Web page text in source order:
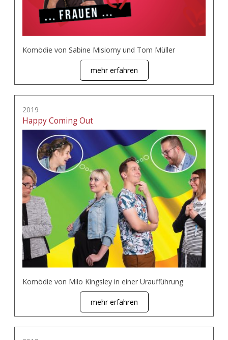
Komödie von Sabine Misiorny und Tom Müller
mehr erfahren
2019
Happy Coming Out
Komödie von Milo Kingsley in einer Uraufführung
mehr erfahren